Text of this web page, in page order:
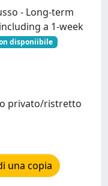
- Long‐term
a 1‐week
disponiibile
privato/ristretto
una copia